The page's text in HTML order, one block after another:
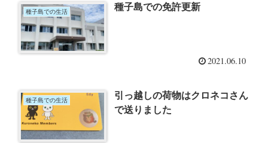
種子島での生活 種子島での免許更新
2021.06.10
種子島での生活
引っ越しの荷物はクロネコさん
で送りました